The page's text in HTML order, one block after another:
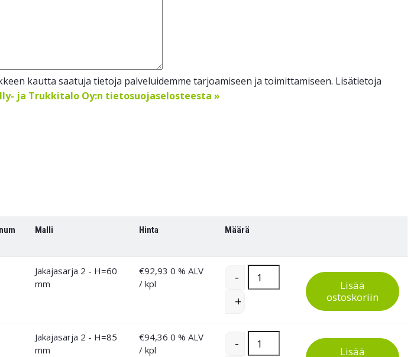
kautta saatuja tietoja palveluidemme tarjoamiseen ja toimittamiseen. Lisätietoja
ja Trukkitalo Oy:n tietosuojaselosteesta »
Malli Hinta Määrä
Jakajasarja 2 - H=60
mm
€92,93 0 % ALV
/ kpl
- Jakajasarja 2 Handy Industrial -
+
Lisää
ostoskoriin
Jakajasarja 2 - H=85
mm
€94,36 0 % ALV
/ kpl
- Jakajasarja 2 Handy Industrial -
Lisää